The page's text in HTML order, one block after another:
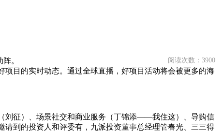
阅读次数：3900
。
目的实时动态。通过全球直播，好项目活动将会被更多的海
刘征）、场景社交和商业服务（丁锦添——我住这）、导购信
的投资人和评委有，九派投资董事总经理管春光、三三得